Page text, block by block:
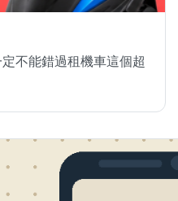
不能錯過租機車這個超